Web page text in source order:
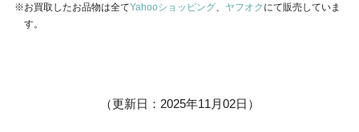
お買取したお品物は全てYahooショッピング、 ヤフオク にて販売していま
す。
（更新日：2025年11月02日）